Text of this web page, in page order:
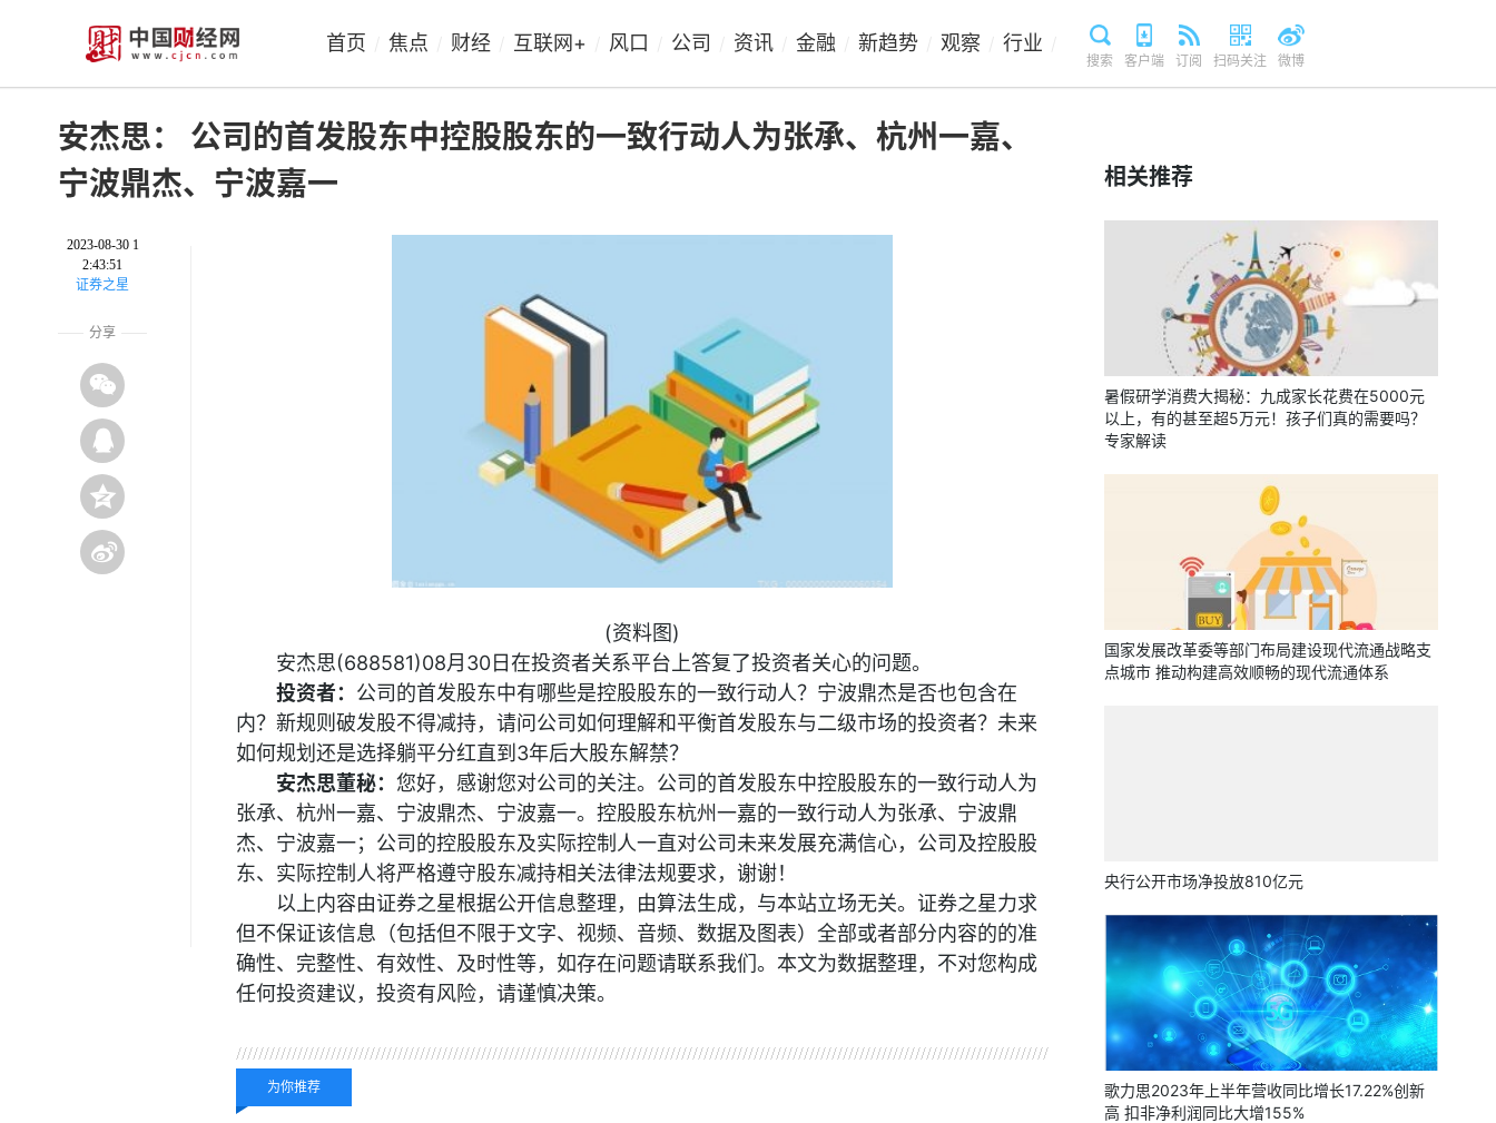
首页 焦点 财经 互联网+ 风口 公司 资讯 金融 新趋势 观察 行业
搜索 客户端 订阅 扫码关注 微博
安杰思： 公司的首发股东中控股股东的一致行动人为张承、杭州一嘉、
宁波鼎杰、宁波嘉一
2023-08-30 1
2:43:51
证券之星
分享
(资料图)
安杰思(688581)08月30日在投资者关系平台上答复了投资者关心的问题。
投资者： 公司的首发股东中有哪些是控股股东的一致行动人？宁波鼎杰是否也包含在
内？新规则破发股不得减持，请问公司如何理解和平衡首发股东与二级市场的投资者？未来
如何规划还是选择躺平分红直到3年后大股东解禁？
安杰思董秘： 您好，感谢您对公司的关注。公司的首发股东中控股股东的一致行动人为
张承、杭州一嘉、宁波鼎杰、宁波嘉一。控股股东杭州一嘉的一致行动人为张承、宁波鼎
杰、宁波嘉一；公司的控股股东及实际控制人一直对公司未来发展充满信心，公司及控股股
东、实际控制人将严格遵守股东减持相关法律法规要求，谢谢！
以上内容由证券之星根据公开信息整理，由算法生成，与本站立场无关。证券之星力求
但不保证该信息（包括但不限于文字、视频、音频、数据及图表）全部或者部分内容的的准
确性、完整性、有效性、及时性等，如存在问题请联系我们。本文为数据整理，不对您构成
任何投资建议，投资有风险，请谨慎决策。
为你推荐
相关推荐
暑假研学消费大揭秘：九成家长花费在5000元
以上，有的甚至超5万元！孩子们真的需要吗？
专家解读
国家发展改革委等部门布局建设现代流通战略支
点城市 推动构建高效顺畅的现代流通体系
央行公开市场净投放810亿元
歌力思2023年上半年营收同比增长17.22%创新
高 扣非净利润同比大增155%